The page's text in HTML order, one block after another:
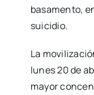
basamento,
suicidio.
La
lunes 20 de
mayor